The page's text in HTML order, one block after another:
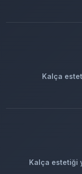
Kalça
Kalça estetiği